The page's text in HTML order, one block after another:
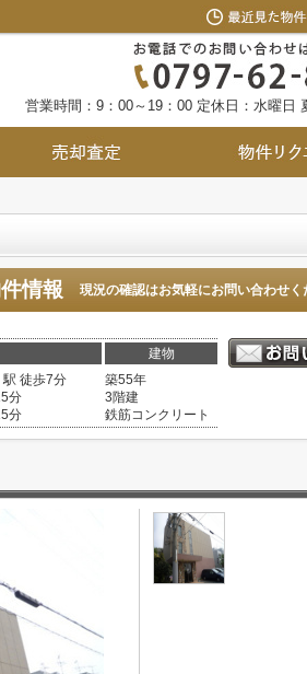
営業時間：9：00～19：00 定休日：水曜日
情報 現況の確認はお気軽にお問い合わせく
建物
駅 徒歩7分
分
分
築55年
3階建
鉄筋コンクリート